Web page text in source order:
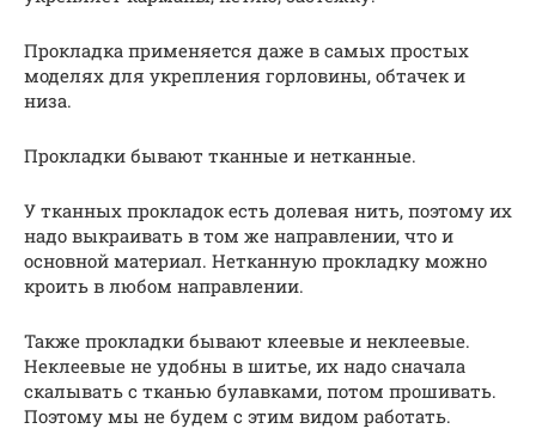
Прокладка применяется даже в самых простых
моделях для укрепления горловины, обтачек и
низа.
Прокладки бывают тканные и нетканные.
У тканных прокладок есть долевая нить, поэтому их
надо выкраивать в том же направлении, что и
основной материал. Нетканную прокладку можно
кроить в любом направлении.
Также прокладки бывают клеевые и неклеевые.
Неклеевые не удобны в шитье, их надо сначала
скалывать с тканью булавками, потом прошивать.
Поэтому мы не будем с этим видом работать.